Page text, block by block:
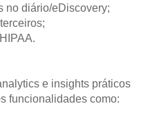
no diário/eDiscovery;
e insights práticos
funcionalidades como: